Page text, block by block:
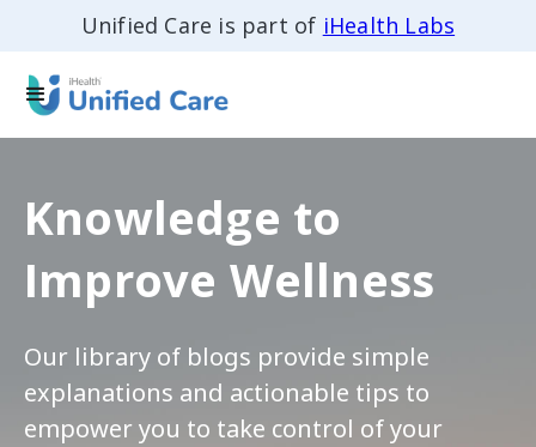
Unified Care is part of iHealth Labs
Knowledge to
Improve Wellness
Our library of blogs provide simple
explanations and actionable tips to
empower you to take control of your